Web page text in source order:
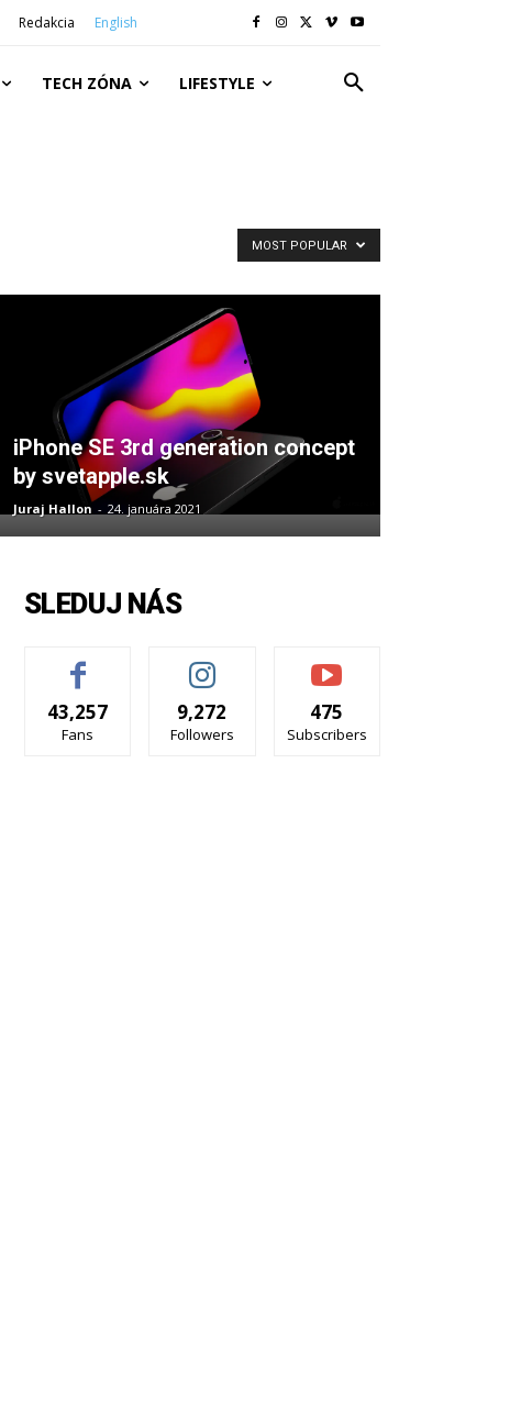
Redakcia English
TECH ZÓNA LIFESTYLE
MOST POPULAR
iPhone SE 3rd generation concept
by svetapple.sk
Juraj Hallon - 24. januára 2021
SLEDUJ NÁS
43,257
Fans
9,272
Followers
475
Subscribers